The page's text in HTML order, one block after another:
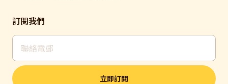
訂閱我們
立即訂閱